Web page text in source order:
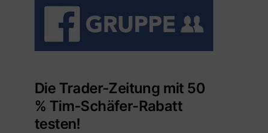
Die Trader-Zeitung mit 50
% Tim-Schäfer-Rabatt
testen!